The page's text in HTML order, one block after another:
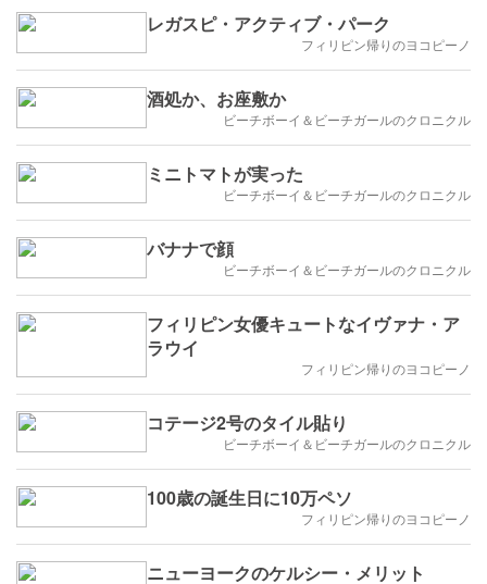
レガスピ・アクティブ・パーク
フィリピン帰りのヨコピーノ
酒処か、お座敷か
ビーチボーイ＆ビーチガールのクロニクル
ミニトマトが実った
ビーチボーイ＆ビーチガールのクロニクル
バナナで顔
ビーチボーイ＆ビーチガールのクロニクル
フィリピン女優キュートなイヴァナ・ア
ラウイ
フィリピン帰りのヨコピーノ
コテージ2号のタイル貼り
ビーチボーイ＆ビーチガールのクロニクル
100歳の誕生日に10万ペソ
フィリピン帰りのヨコピーノ
ニューヨークのケルシー・メリット